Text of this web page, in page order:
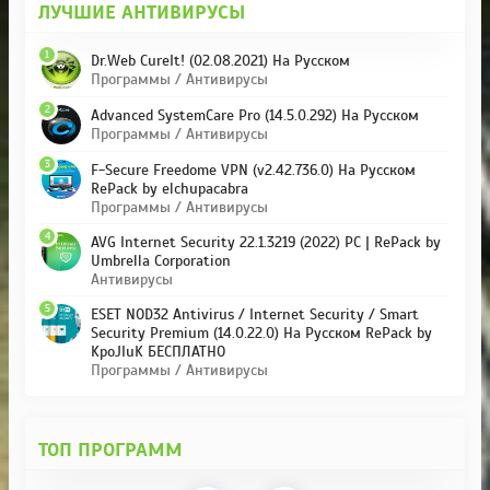
ЛУЧШИЕ АНТИВИРУСЫ
Dr.Web CureIt! (02.08.2021) На Русском
Программы / Антивирусы
1
Advanced SystemCare Pro (14.5.0.292) На Русском
Программы / Антивирусы
2
F-Secure Freedome VPN (v2.42.736.0) На Русском
RePack by elchupacabra
Программы / Антивирусы
3
AVG Internet Security 22.1.3219 (2022) PC | RePack by
Umbrella Corporation
Антивирусы
4
ESET NOD32 Antivirus / Internet Security / Smart
Security Premium (14.0.22.0) На Русском RePack by
KpoJIuK БЕСПЛАТНО
Программы / Антивирусы
5
ТОП ПРОГРАММ